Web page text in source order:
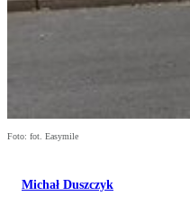
Foto: fot. Easymile
Michał Duszczyk